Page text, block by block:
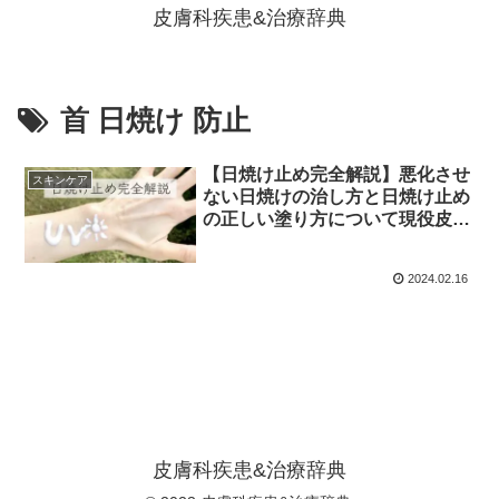
皮膚科疾患&治療辞典
首 日焼け 防止
スキンケア
【日焼け止め完全解説】悪化させ
ない日焼けの治し方と日焼け止め
の正しい塗り方について現役皮膚
2024.02.16
皮膚科疾患&治療辞典